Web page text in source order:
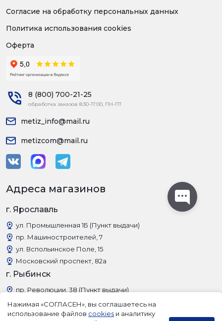
Согласие на обработку персональных данных
Политика использования cookies
Оферта
8 (800) 700-21-25
обработка заказов 8:30-17:00, ПН-ПТ
metiz_info@mail.ru
metizcom@mail.ru
Адреса магазинов
г. Ярославль
ул. Промышленная 1Б (Пункт выдачи)
пр. Машиностроителей, 7
ул. Вспольинское Поле, 15
Московский проспект, 82а
г. Рыбинск
пр. Революции, 38 (Пункт выдачи)
Нажимая «СОГЛАСЕН», вы соглашаетесь на
использование файлов cookies и аналитику